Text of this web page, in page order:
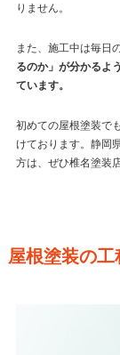
りません。
また、施工中は毎日
るのか」が分かるよ
ています。
初めての屋根塗装で
けております。静岡
方は、ぜひ椎名塗装
屋根塗装の